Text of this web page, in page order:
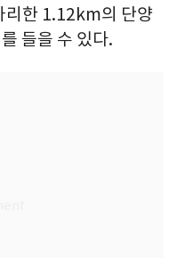
리한 1.12km의 단양
들을 수 있다.